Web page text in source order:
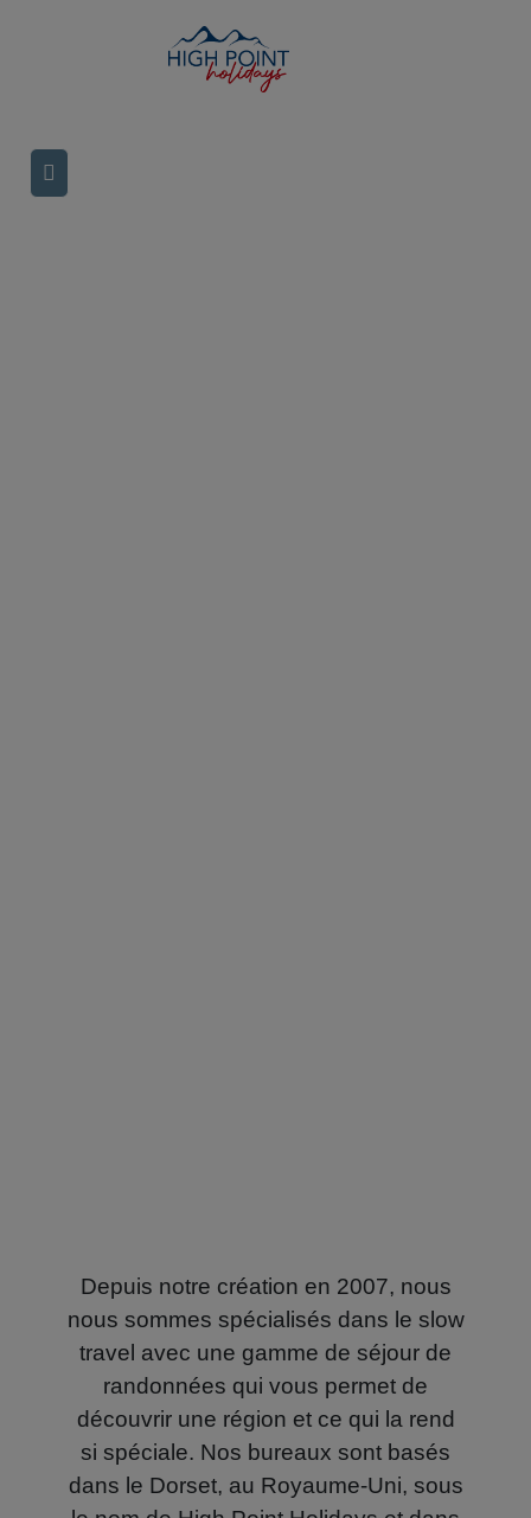
Depuis notre création en 2007, nous
nous sommes spécialisés dans le slow
travel avec une gamme de séjour de
randonnées qui vous permet de
découvrir une région et ce qui la rend
si spéciale. Nos bureaux sont basés
dans le Dorset, au Royaume-Uni, sous